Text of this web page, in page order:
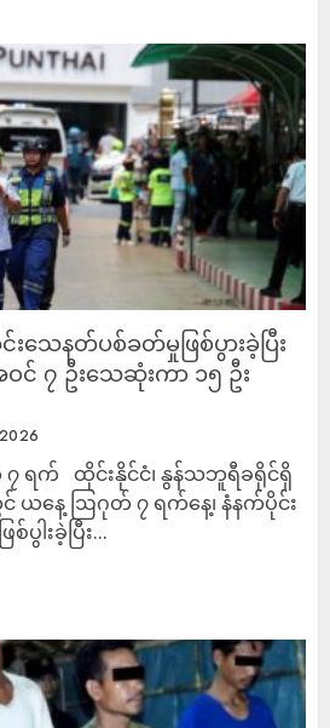
သေနတ်ပစ်ခတ်မှုဖြစ်ပွားခဲ့ပြီး
၇ ဦးသေဆုံးကာ ၁၅ ဦး
ရက် ထိုင်းနိုင်ငံ၊ နွန်သဘူရီခရိုင်ရှိ
ယနေ့ ဩဂုတ် ၇ ရက်နေ့၊ နံနက်ပိုင်း
ါးခဲ့ပြီး...